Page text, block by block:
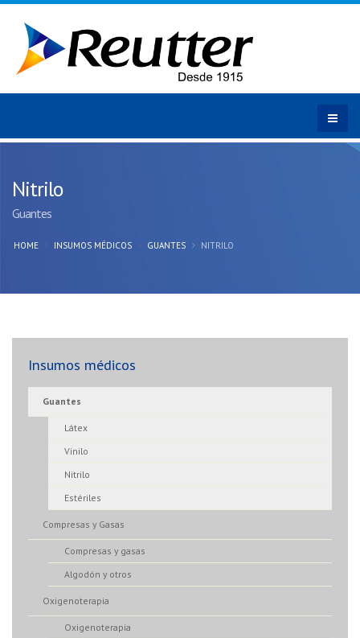
Nitrilo
Guantes
HOME INSUMOS MÉDICOS GUANTES NITRILO
Insumos médicos
Guantes
Látex
Vinilo
Nitrilo
Estériles
Compresas y Gasas
Compresas y gasas
Algodón y otros
Oxigenoterapia
Oxigenoterapia